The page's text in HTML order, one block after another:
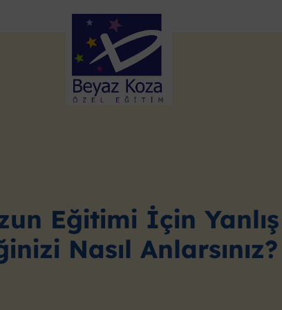
Eğitimi İçin
Nasıl Anlarsınız?